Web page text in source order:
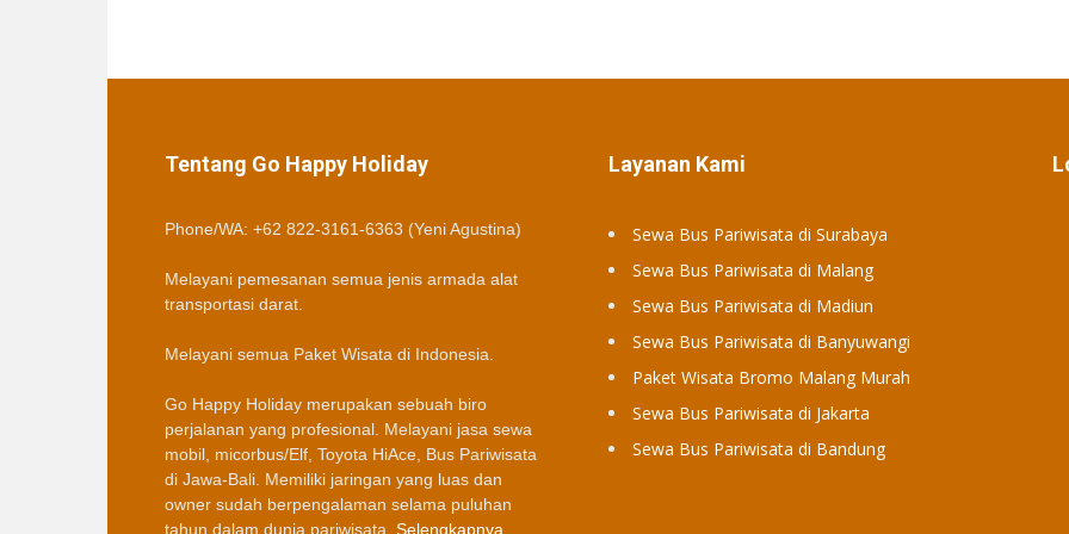
Tentang Go Happy Holiday
Phone/WA: +62 822-3161-6363 (Yeni Agustina)
Melayani pemesanan semua jenis armada alat
transportasi darat.
Melayani semua Paket Wisata di Indonesia.
Go Happy Holiday merupakan sebuah biro
perjalanan yang profesional. Melayani jasa sewa
mobil, micorbus/Elf, Toyota HiAce, Bus Pariwisata
di Jawa-Bali. Memiliki jaringan yang luas dan
owner sudah berpengalaman selama puluhan
tahun dalam dunia pariwisata. Selengkapnya…
Layanan Kami
Sewa Bus Pariwisata di Surabaya
Sewa Bus Pariwisata di Malang
Sewa Bus Pariwisata di Madiun
Sewa Bus Pariwisata di Banyuwangi
Paket Wisata Bromo Malang Murah
Sewa Bus Pariwisata di Jakarta
Sewa Bus Pariwisata di Bandung